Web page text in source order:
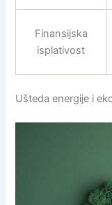
Finansijska
isplativost
Ušteda energije i